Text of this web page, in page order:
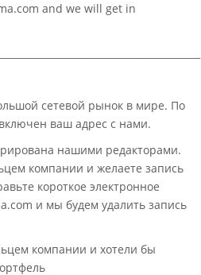
and we will get in
сетевой рынок в мире. По
ваш адрес с нами.
нашими редакторами.
компании и желаете запись
короткое электронное
и мы будем удалить запись
компании и хотели бы